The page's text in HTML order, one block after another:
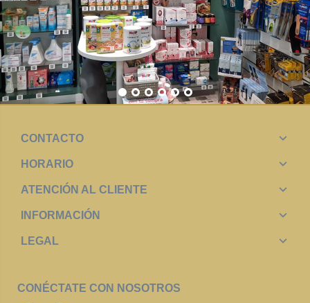
CONTACTO
HORARIO
ATENCIÓN AL CLIENTE
INFORMACIÓN
LEGAL
CONÉCTATE CON NOSOTROS